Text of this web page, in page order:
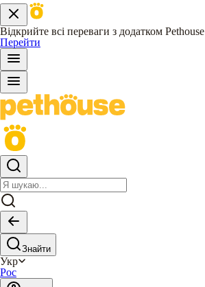
Відкрийте всі переваги з додатком Pethouse
Перейти
Знайти
Укр
Рос